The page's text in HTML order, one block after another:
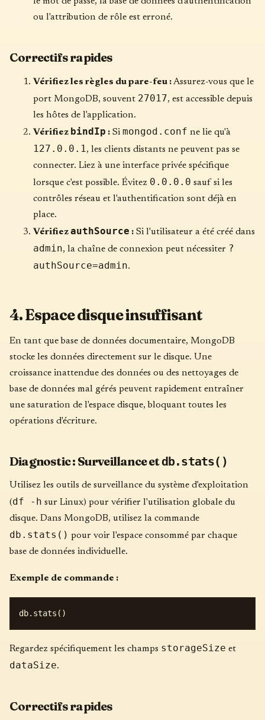
ou l'attribution de rôle est erroné.
Correctifs rapides
Vérifiez les règles du pare-feu :Assurez-vous que le
port MongoDB, souvent 27017, est accessible depuis
les hôtes de l'application.
Vérifiez bindIp : Si mongod.conf ne lie qu'à
127.0.0.1, les clients distants ne peuvent pas se
connecter. Liez à une interface privée spécifique
lorsque c'est possible. Évitez 0.0.0.0 sauf si les
contrôles réseau et l'authentification sont déjà en
place.
VérifiezauthSource : Si l'utilisateur a été créé dans
admin, la chaîne de connexion peut nécessiter ?
authSource=admin.
4. Espace disque insuffisant
En tant que base de données documentaire, MongoDB
stocke les données directement sur le disque. Une
croissance inattendue des données ou des nettoyages de
base de données mal gérés peuvent rapidement entraîner
une saturation de l'espace disque, bloquant toutes les
opérations d'écriture.
Diagnostic : Surveillance etdb.stats()
Utilisez les outils de surveillance du système d'exploitation
(df -h sur Linux) pour vérifier l'utilisation globale du
disque. Dans MongoDB, utilisez la commande
db.stats() pour voir l'espace consommé par chaque
base de données individuelle.
Exemple de commande :
Regardez spécifiquement les champs storageSize et
dataSize.
Correctifs rapides